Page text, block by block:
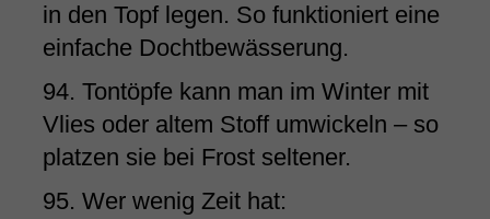
in den Topf legen. So funktioniert eine
einfache Dochtbewässerung.
94. Tontöpfe kann man im Winter mit
Vlies oder altem Stoff umwickeln – so
platzen sie bei Frost seltener.
95. Wer wenig Zeit hat: